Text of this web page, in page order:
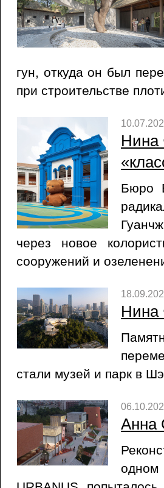
гун, откуда он был
при строительстве
Нина
Бюро
через новое
сооружений и
Нина
стали музей и парк в
Анна
одном